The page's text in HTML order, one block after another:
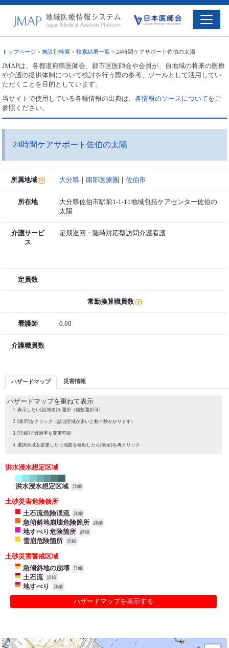
トップページ >施設別検索 >検索結果一覧 > 24時間ケアサポート佐伯の太陽
JMAPは、各都道府県医師会、郡市区医師会や会員が、自地域の将来の医療
や介護の提供体制について検討を行う際の参考、ツールとして活用してい
ただくことを目的としています。
当サイトで使用している各種情報の出典は、各情報のソースについてをご
参照ください。
24時間ケアサポート佐伯の太陽
所属地域 大分県 ｜南部医療圏 ｜佐伯市
所在地
大分県佐伯市駅前1-1-11地域包括ケアセンター佐伯の
太陽
介護サービ
ス
定期巡回・随時対応型訪問介護看護
定員数
常勤換算職員数
看護師 0.00
介護職員数
ハザードマップ 災害情報
ハザードマップを重ねて表示
表示したい[区域名]を選択（複数選択可）
[表示]をクリック（該当区域が多いと数十秒かかります）
[詳細]で透過率を変更可能
選択区域を変更したり地図を移動したら[表示]を再クリック
洪水浸水想定区域
洪水浸水想定区域 詳細
土砂災害危険個所
土石流危険渓流
詳細
急傾斜地崩壊危険箇所 詳細
地すべり危険箇所 詳細
雪崩危険箇所 詳細
土砂災害警戒区域
急傾斜地の崩壊
詳細
土石流 詳細
地すべり 詳細
ハザードマップを表示する